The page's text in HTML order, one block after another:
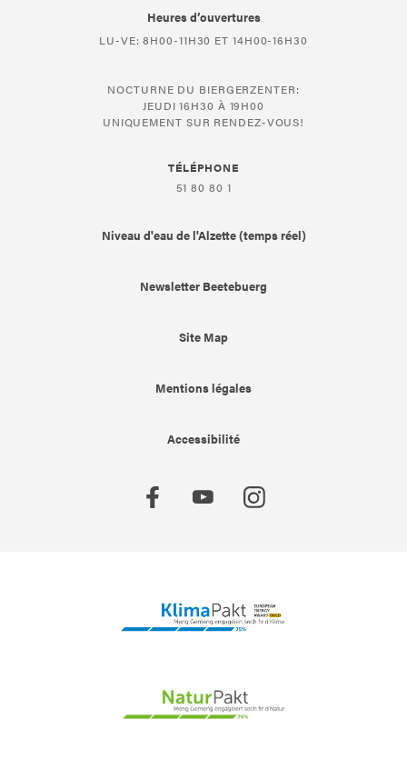
Heures d’ouvertures
LU-VE: 8H00-11H30 ET 14H00-16H30
NOCTURNE DU BIERGERZENTER:
JEUDI 16H30 À 19H00
UNIQUEMENT SUR RENDEZ-VOUS!
TÉLÉPHONE
51 80 80 1
Niveau d'eau de l'Alzette (temps réel)
Newsletter Beetebuerg
Site Map
Mentions légales
Accessibilité